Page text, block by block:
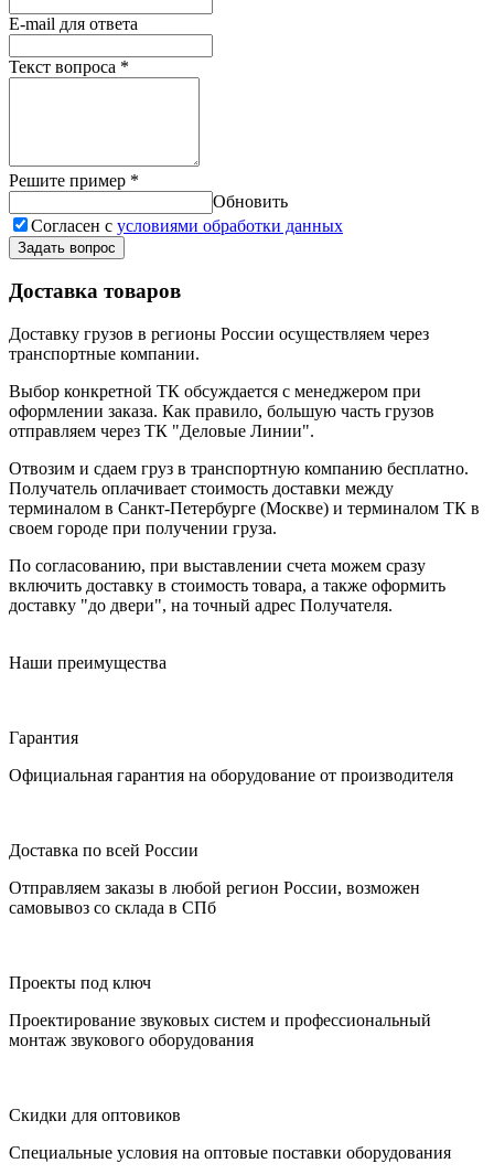
E-mail для ответа
Текст вопроса *
Решите пример *
Обновить
Согласен с условиями обработки данных
Задать вопрос
Доставка товаров
Доставку грузов в регионы России осуществляем через
транспортные компании.
Выбор конкретной ТК обсуждается с менеджером при
оформлении заказа. Как правило, большую часть грузов
отправляем через ТК "Деловые Линии".
Отвозим и сдаем груз в транспортную компанию бесплатно.
Получатель оплачивает стоимость доставки между
терминалом в Санкт-Петербурге (Москве) и терминалом ТК в
своем городе при получении груза.
По согласованию, при выставлении счета можем сразу
включить доставку в стоимость товара, а также оформить
доставку "до двери", на точный адрес Получателя.
Наши преимущества
Гарантия
Официальная гарантия на оборудование от производителя
Доставка по всей России
Отправляем заказы в любой регион России, возможен
самовывоз со склада в СПб
Проекты под ключ
Проектирование звуковых систем и профессиональный
монтаж звукового оборудования
Скидки для оптовиков
Специальные условия на оптовые поставки оборудования